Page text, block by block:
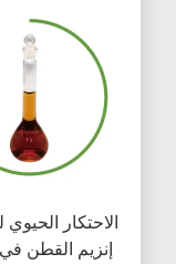
الاحتكار الحيوي
إنزيم القطن